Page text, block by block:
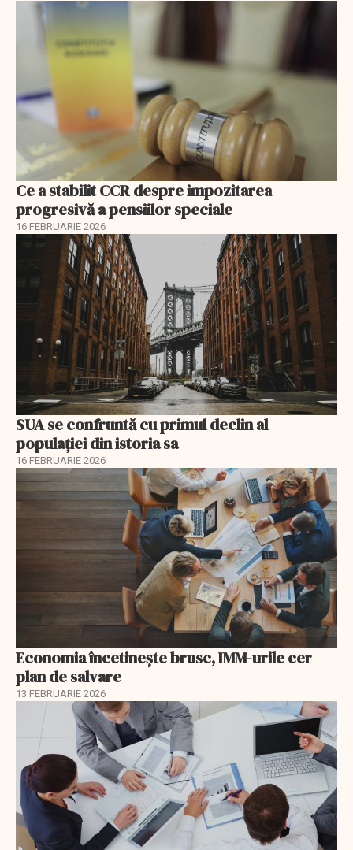
Ce a stabilit CCR despre impozitarea
progresivă a pensiilor speciale
16 FEBRUARIE 2026
SUA se confruntă cu primul declin al
populației din istoria sa
16 FEBRUARIE 2026
Economia încetinește brusc, IMM-urile cer
plan de salvare
13 FEBRUARIE 2026